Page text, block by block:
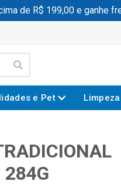
de R$ 199,00 e ganhe
e Pet Limpeza
284G